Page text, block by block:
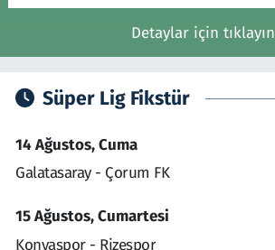
Detaylar için tıklayın
Süper Lig Fikstür
14 Ağustos, Cuma
Galatasaray - Çorum FK
15 Ağustos, Cumartesi
Konyaspor - Rizespor